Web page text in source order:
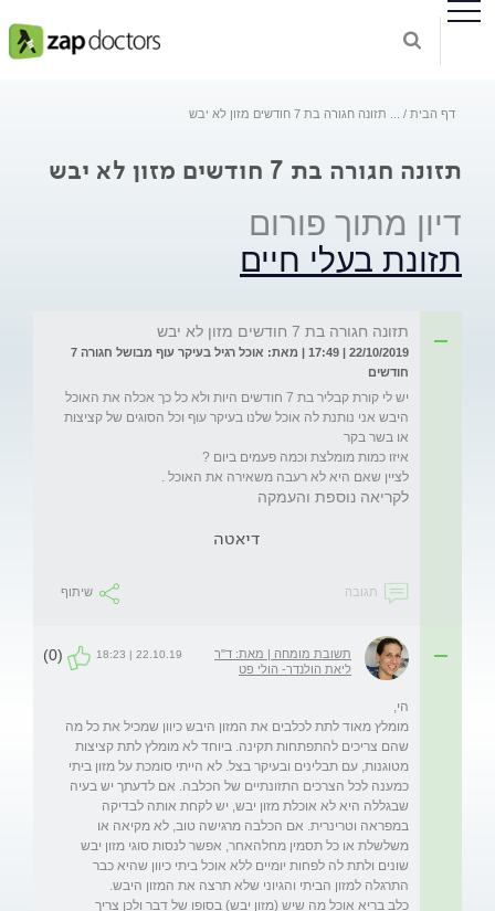
דף הבית תזונה חגורה בת 7 חודשים מזון לא יבש
תזונה חגורה בת 7 חודשים מזון לא יבש
דיון מתוך פורום
תזונת בעלי חיים
תזונה חגורה בת 7 חודשים מזון לא יבש
22/10/2019 | 17:49 | מאת: אוכל רגיל בעיקר עוף מבושל חגורה 7
חודשים
יש לי קורת קבליר בת 7 חודשים היות ולא כל כך אכלה את האוכל
היבש אני נותנת לה אוכל שלנו בעיקר עוף וכל הסוגים של קציצות
לציין שאם היא לא רעבה משאירה את האוכל .
לקריאה נוספת והעמקה
דיאטה
תגובה שיתוף
תשובת מומחה | מאת: ד"ר
ליאת הולנדר- הולי פט
22.10.19 | 18:23
(0)
מומלץ מאוד לתת לכלבים את המזון היבש כיוון שמכיל את כל מה
שהם צריכים להתפתחות תקינה. ביוחד לא מומלץ לתת קציצות
מטוגנות, עם תבלינים ובעיקר בצל. לא הייתי סומכת על מזון ביתי
כמענה לכל הצרכים התזונתיים של הכלבה. אם לדעתך יש בעיה
שבגללה היא לא אוכלת מזון יבש, יש לקחת אותה לבדיקה
במפראה וטרינרית. אם הכלבה מרגישה טוב, לא מקיאה או
משלשלת או כל תסמין מחלהאחר, אפשר לנסות סוגי מזון יבש
שונים ולתת לה לפחות יומיים ללא אוכל ביתי כיוון שהיא כבר
כלב בריא אוכל מה שיש (מזון יבש) בסופו של דבר ולכן צריך